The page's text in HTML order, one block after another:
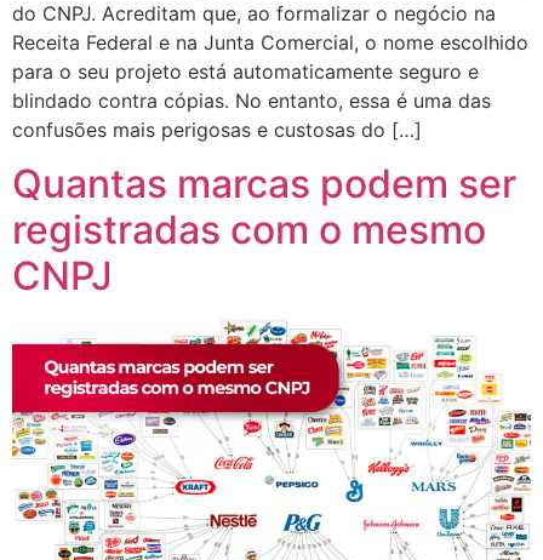
do CNPJ. Acreditam que, ao formalizar o negócio na
Receita Federal e na Junta Comercial, o nome escolhido
para o seu projeto está automaticamente seguro e
blindado contra cópias. No entanto, essa é uma das
confusões mais perigosas e custosas do […]
Quantas marcas podem ser
registradas com o mesmo
CNPJ